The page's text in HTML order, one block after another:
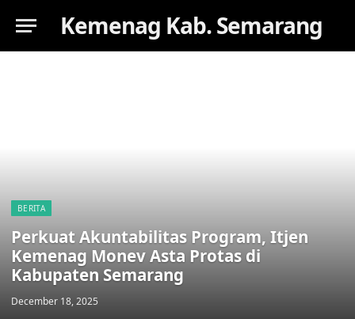
Kemenag Kab. Semarang
BERITA
Perkuat Akuntabilitas Program, Itjen
Kemenag Monev Asta Protas di
Kabupaten Semarang
December 18, 2025